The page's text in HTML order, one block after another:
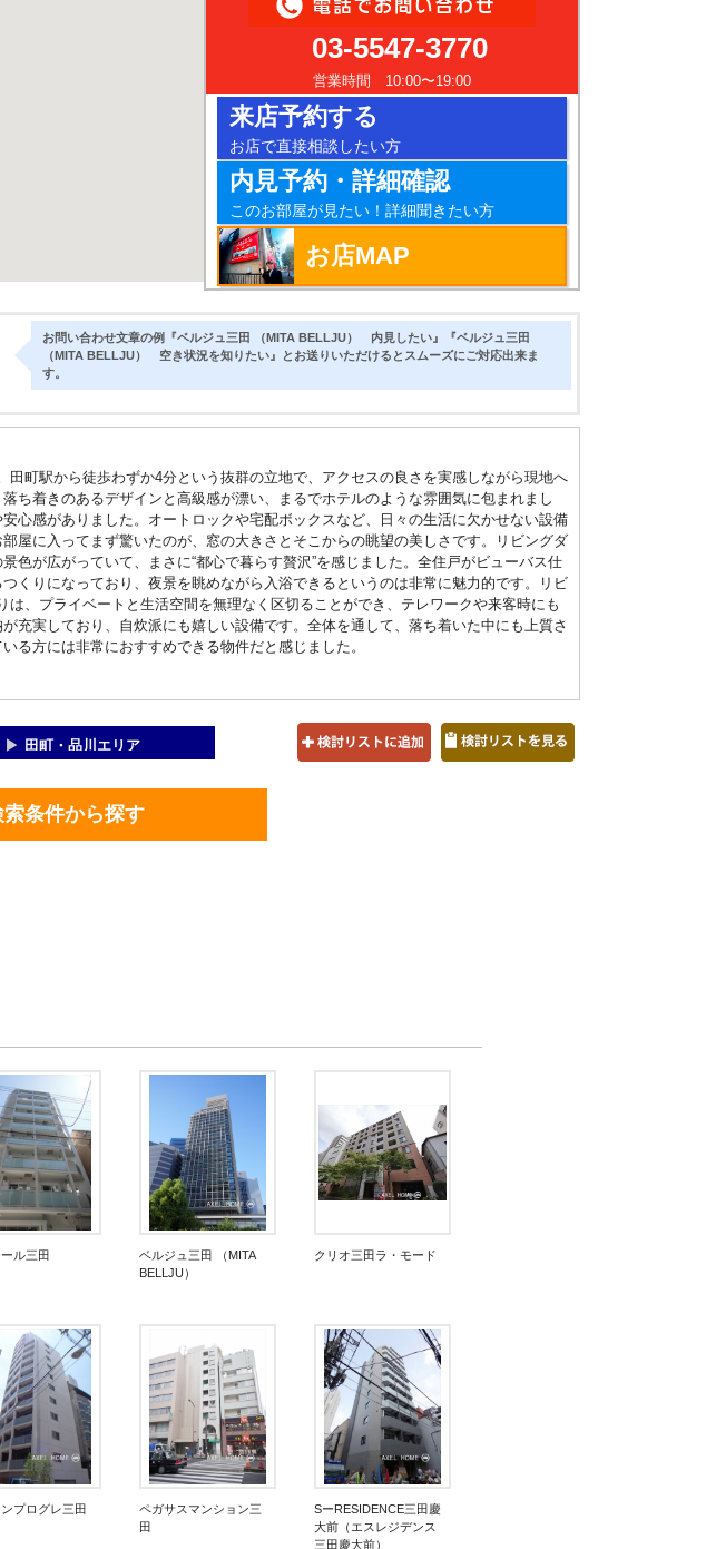
03-5547-3770
営業時間 10:00〜19:00
来店予約する
お店で直接相談したい方
内見予約・詳細確認
このお部屋が見たい！詳細聞きたい方
お店MAP
お問い合わせ文章の例『ベルジュ三田 （MITA BELLJU） 内見したい』『ベルジュ三田
（MITA BELLJU） 空き状況を知りたい』とお送りいただけるとスムーズにご対応出来ま
す。
田町駅から徒歩わずか4分という抜群の立地で、アクセスの良さを実感しながら現地へ
ち着きのあるデザインと高級感が漂い、まるでホテルのような雰囲気に包まれまし
心感がありました。オートロックや宅配ボックスなど、日々の生活に欠かせない設備
屋に入ってまず驚いたのが、窓の大きさとそこからの眺望の美しさです。リビングダ
色が広がっていて、まさに“都心で暮らす贅沢”を感じました。全住戸がビューバス仕
くりになっており、夜景を眺めながら入浴できるというのは非常に魅力的です。リビ
、プライベートと生活空間を無理なく区切ることができ、テレワークや来客時にも
充実しており、自炊派にも嬉しい設備です。全体を通して、落ち着いた中にも上質さ
る方には非常におすすめできる物件だと感じました。
田町・品川エリア
条件から探す
ル三田
ベルジュ三田 （MITA
BELLJU）
クリオ三田ラ・モード
プログレ三田
ペガサスマンション三
田
SーRESIDENCE三田慶
大前（エスレジデンス
三田慶大前）